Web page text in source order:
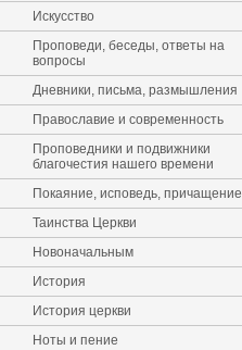
Искусство
Проповеди, беседы, ответы на
вопросы
Дневники, письма, размышления
Православие и современность
Проповедники и подвижники
благочестия нашего времени
Покаяние, исповедь, причащение
Таинства Церкви
Новоначальным
История
История церкви
Ноты и пение